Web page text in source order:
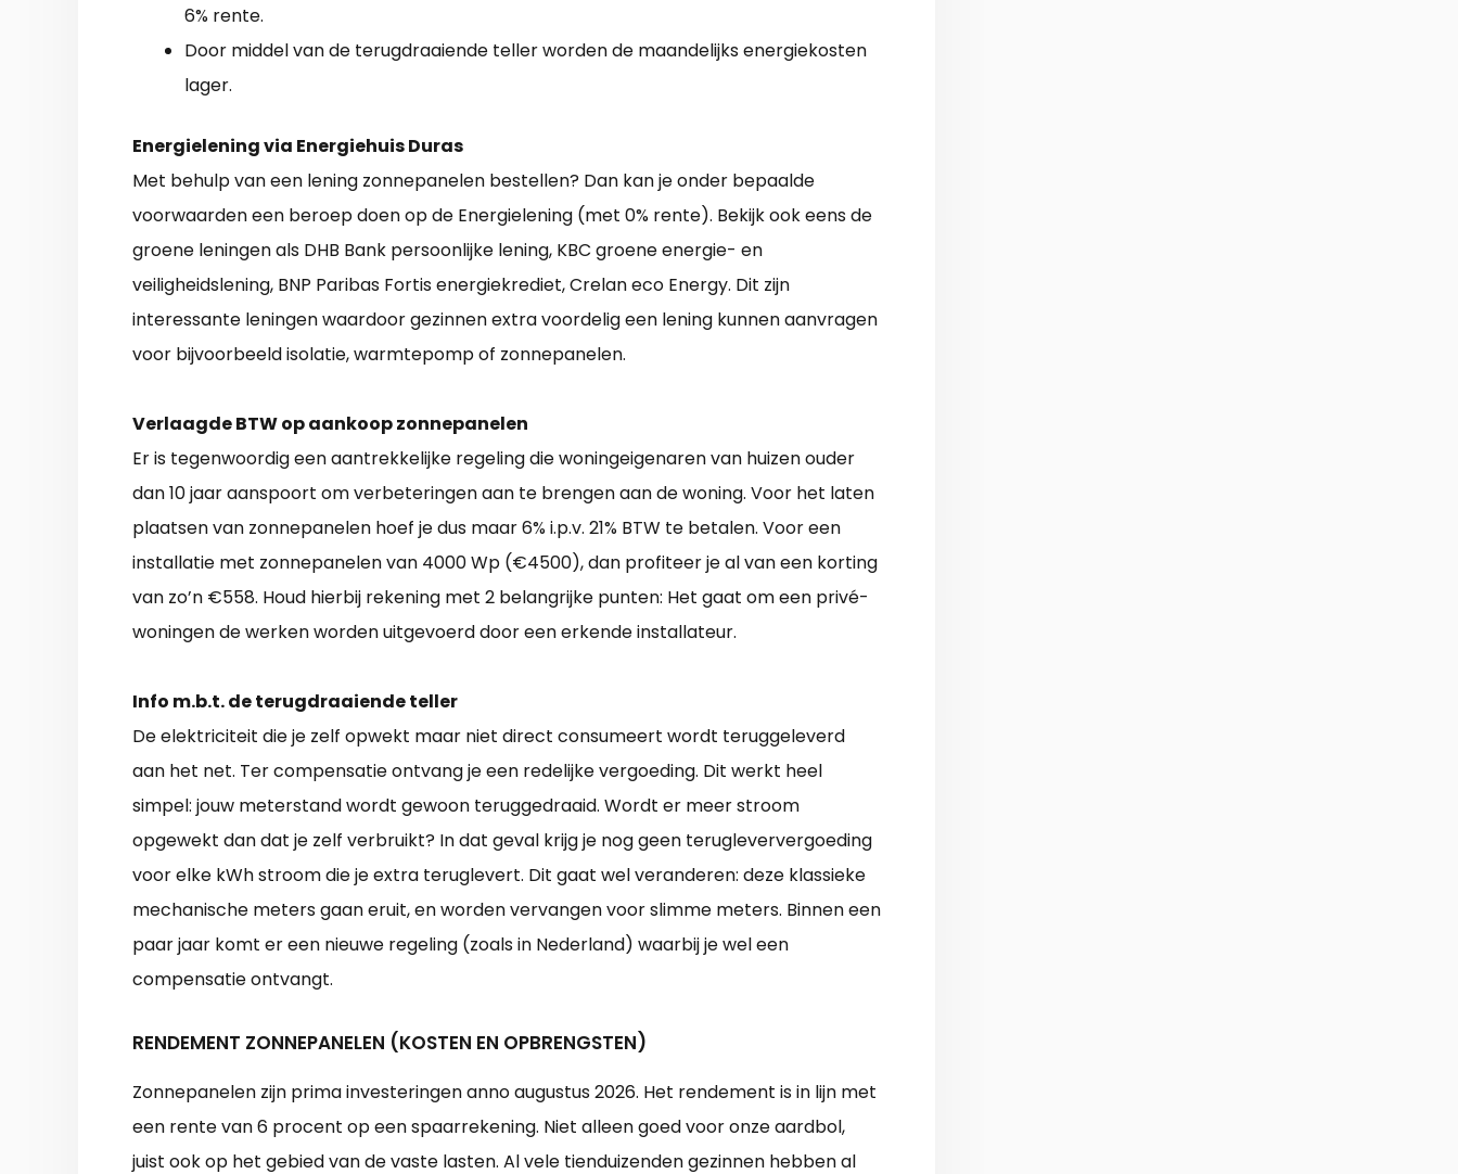
6% rente.
Door middel van de terugdraaiende teller worden de maandelijks energiekosten
lager.
Energielening via Energiehuis Duras
Met behulp van een lening zonnepanelen bestellen? Dan kan je onder bepaalde
voorwaarden een beroep doen op de Energielening (met 0% rente). Bekijk ook eens de
groene leningen als DHB Bank persoonlijke lening, KBC groene energie- en
veiligheidslening, BNP Paribas Fortis energiekrediet, Crelan eco Energy. Dit zijn
interessante leningen waardoor gezinnen extra voordelig een lening kunnen aanvragen
voor bijvoorbeeld isolatie, warmtepomp of zonnepanelen.
Verlaagde BTW op aankoop zonnepanelen
Er is tegenwoordig een aantrekkelijke regeling die woningeigenaren van huizen ouder
dan 10 jaar aanspoort om verbeteringen aan te brengen aan de woning. Voor het laten
plaatsen van zonnepanelen hoef je dus maar 6% i.p.v. 21% BTW te betalen. Voor een
installatie met zonnepanelen van 4000 Wp (€4500), dan profiteer je al van een korting
van zo’n €558. Houd hierbij rekening met 2 belangrijke punten: Het gaat om een privé-
woningen de werken worden uitgevoerd door een erkende installateur.
Info m.b.t. de terugdraaiende teller
De elektriciteit die je zelf opwekt maar niet direct consumeert wordt teruggeleverd
aan het net. Ter compensatie ontvang je een redelijke vergoeding. Dit werkt heel
simpel: jouw meterstand wordt gewoon teruggedraaid. Wordt er meer stroom
opgewekt dan dat je zelf verbruikt? In dat geval krijg je nog geen terugleververgoeding
voor elke kWh stroom die je extra teruglevert. Dit gaat wel veranderen: deze klassieke
mechanische meters gaan eruit, en worden vervangen voor slimme meters. Binnen een
paar jaar komt er een nieuwe regeling (zoals in Nederland) waarbij je wel een
compensatie ontvangt.
RENDEMENT ZONNEPANELEN (KOSTEN EN OPBRENGSTEN)
Zonnepanelen zijn prima investeringen anno augustus 2026. Het rendement is in lijn met
een rente van 6 procent op een spaarrekening. Niet alleen goed voor onze aardbol,
juist ook op het gebied van de vaste lasten. Al vele tienduizenden gezinnen hebben al